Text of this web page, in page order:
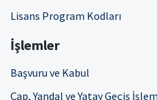
Lisans Program Kodları
İşlemler
Başvuru ve Kabul
Çap, Yandal ve Yatay Geçiş